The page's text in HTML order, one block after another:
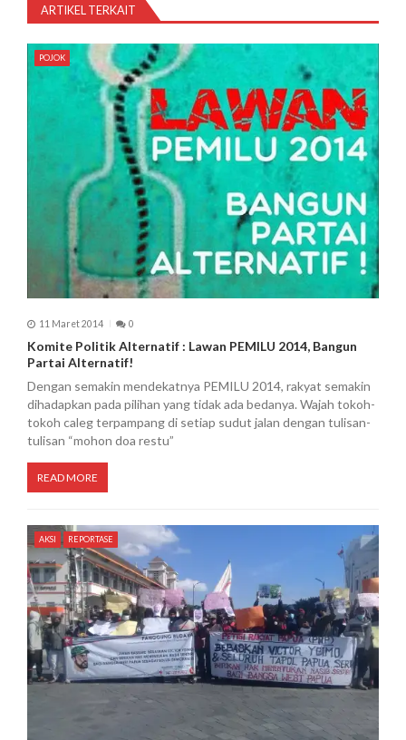
s
i
p
ARTIKEL TERKAIT
POJOK
11 Maret 2014 0
Komite Politik Alternatif : Lawan PEMILU 2014, Bangun
Partai Alternatif!
Dengan semakin mendekatnya PEMILU 2014, rakyat semakin
dihadapkan pada pilihan yang tidak ada bedanya. Wajah tokoh-
tokoh caleg terpampang di setiap sudut jalan dengan tulisan-
tulisan “mohon doa restu”
READ MORE
AKSI REPORTASE